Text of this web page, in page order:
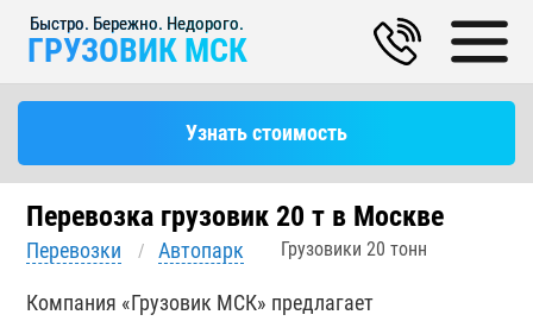
ГРУЗОВИК МСК
Узнать стоимость
Перевозка грузовик 20 т в Москве
Перевозки Автопарк Грузовики 20 тонн
Компания «Грузовик МСК» предлагает